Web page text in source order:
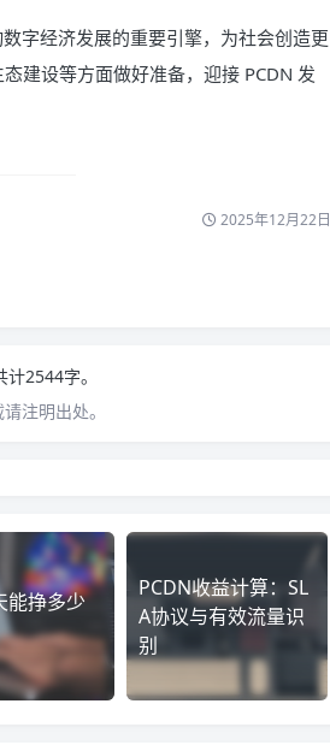
字经济发展的重要引擎，为社会创造更
建设等方面做好准备，迎接 PCDN 发
2025年12月22日
2544字。
注明出处。
能挣多少
PCDN收益计算：SL
A协议与有效流量识
别